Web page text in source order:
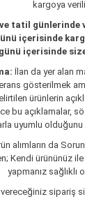
kargoya
tatil günlerinde
içerisinde
içerisinde
İlan da yer alan
gösterilmek
ürünlerin
bu açıklamalar,
uyumlu
alımların da
Kendi ürününüz ile
yapmanız sağlıklı
sipariş